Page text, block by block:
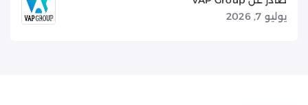
يوليو 7, 2026